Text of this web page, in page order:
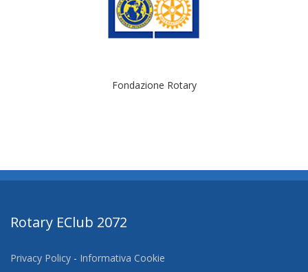
Fondazione Rotary
Rotary EClub 2072
Privacy Policy - Informativa Cookie